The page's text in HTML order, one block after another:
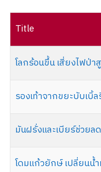
Title
โลกร้อนขึ้น เสี่ยงไฟป่
รองเท้าจากขยะบับเบิ้ล
มันฝรั่งและเบียร์ช่วยล
โดมแก้วยักษ์ เปลี่ยนน้ำ